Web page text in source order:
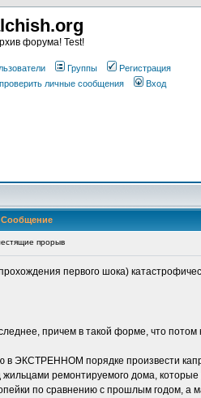
форума! Test!
Группы
Регистрация
личные сообщения Вход
Сообщение
прорыв
первого шока)
причем в такой форме, что потом
ЭКСТРЕННОМ порядке произвести
ремонтируемого дома,
по сравнению с прошлым годом, а